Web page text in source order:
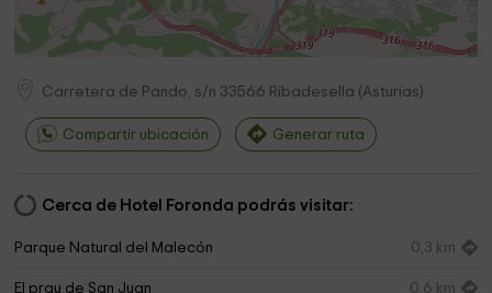
Carretera de Pando, s/n 33566 Ribadesella (Asturias)
Compartir ubicación Generar ruta
Cerca de Hotel Foronda podrás visitar:
Parque Natural del Malecón 0,3 km
El prau de San Juan 0,6 km